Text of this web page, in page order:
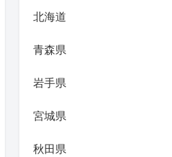
北海道
青森県
岩手県
宮城県
秋田県